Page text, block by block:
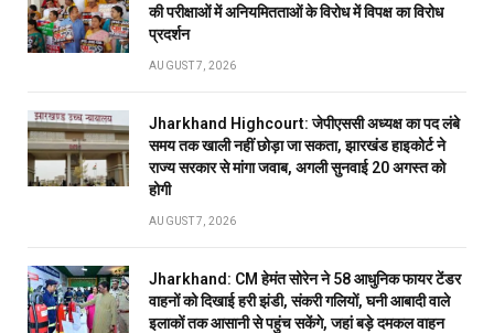
की परीक्षाओं में अनियमितताओं के विरोध में विपक्ष का विरोध
प्रदर्शन
AUGUST 7, 2026
Jharkhand Highcourt: जेपीएससी अध्यक्ष का पद लंबे
समय तक खाली नहीं छोड़ा जा सकता, झारखंड हाइकोर्ट ने
राज्य सरकार से मांगा जवाब, अगली सुनवाई 20 अगस्त को
होगी
AUGUST 7, 2026
Jharkhand: CM हेमंत सोरेन ने 58 आधुनिक फायर टेंडर
वाहनों को दिखाई हरी झंडी, संकरी गलियों, घनी आबादी वाले
इलाकों तक आसानी से पहुंच सकेंगे, जहां बड़े दमकल वाहन